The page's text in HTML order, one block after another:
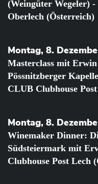
(Weingüter Wegeler)
Oberlech (Österreich)
Montag, 8.
Masterclass mit
Pössnitzberger
CLUB Clubhouse
Montag, 8.
Winemaker Dinner:
Südsteiermark mit
Clubhouse Post Lech